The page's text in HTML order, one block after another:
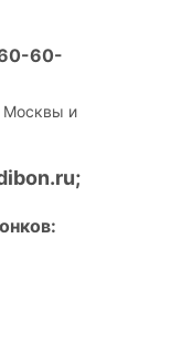
60-
Москвы и